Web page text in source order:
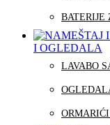
BATERIJE
I OGLEDALA
LAVABO